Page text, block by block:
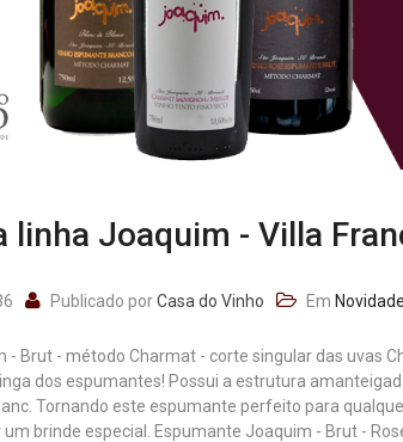
linha Joaquim - Villa
Publicado porCasa do Vinho Em
- Brut - método Charmat - corte singular das uvas
dos espumantes! Possui a estrutura
Tornando este espumante perfeito para
brinde especial. Espumante Joaquim - Brut -